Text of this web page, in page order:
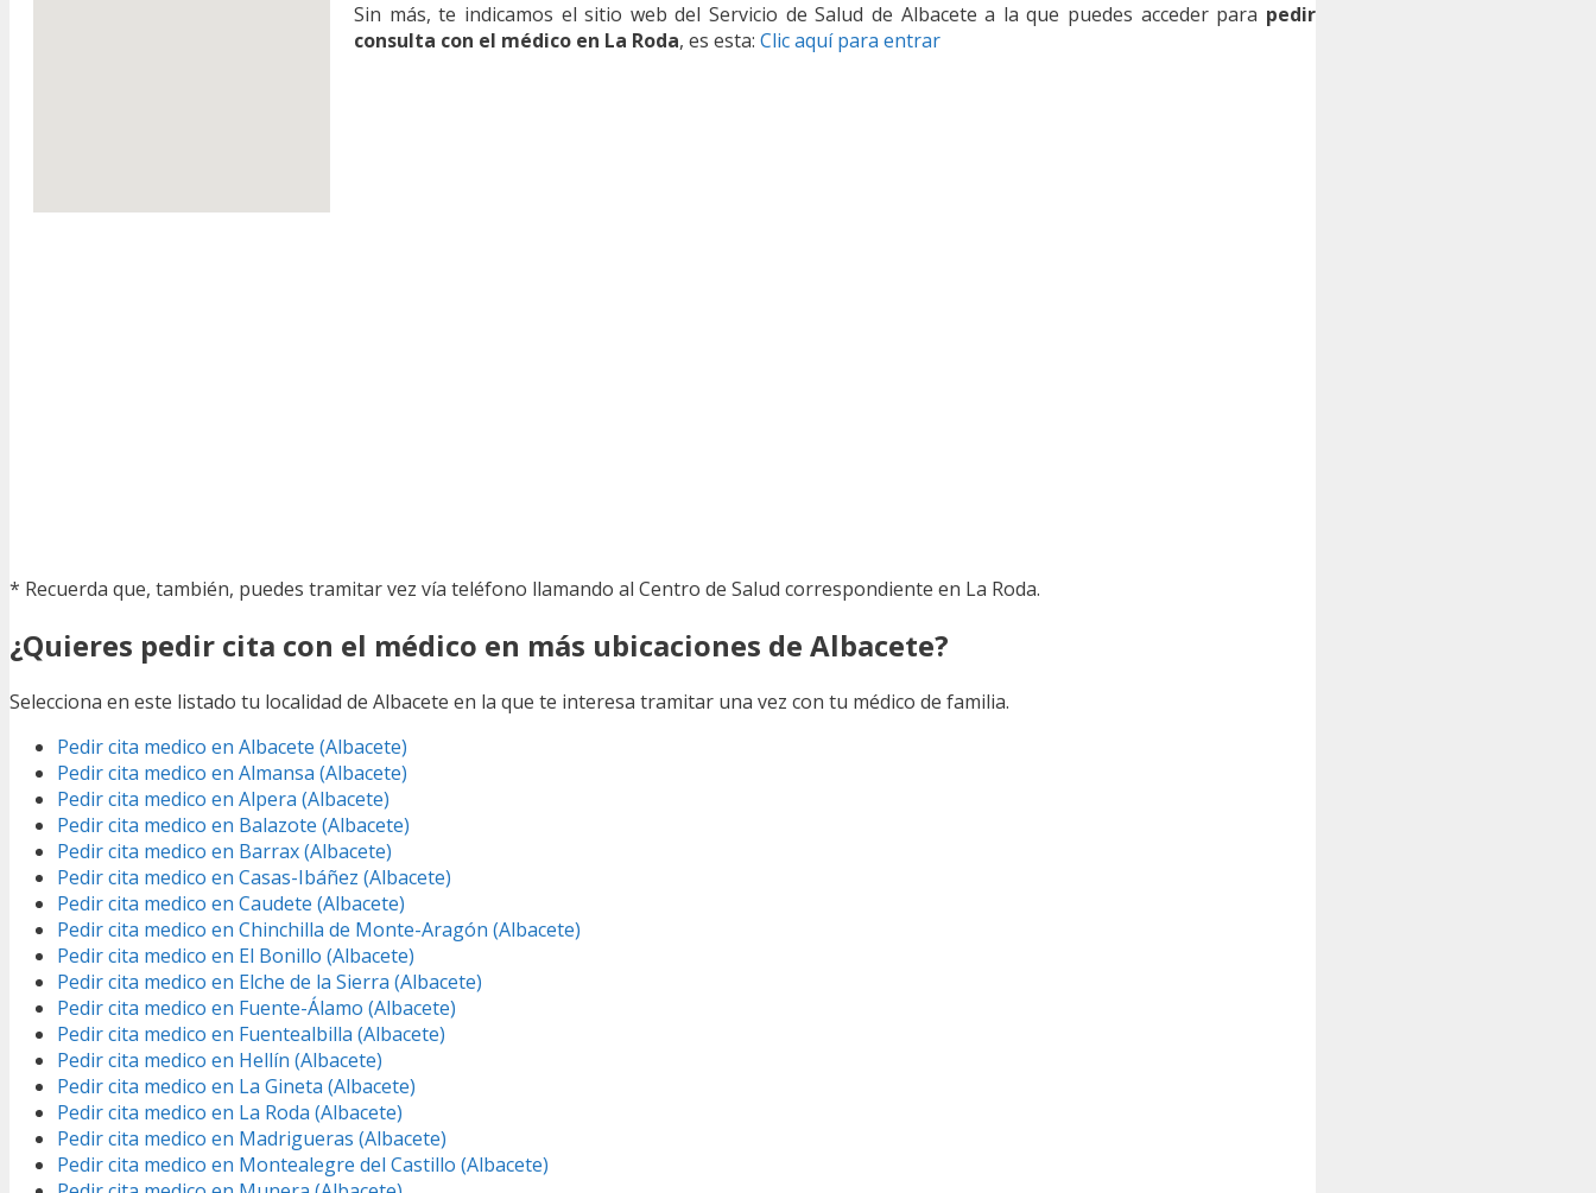
Sin más, te indicamos el sitio web del Servicio de Salud de Albacete a la que puedes acceder para pedir
consulta con el médico en La Roda, es esta: Clic aquí para entrar
* Recuerda que, también, puedes tramitar vez vía teléfono llamando al Centro de Salud correspondiente en La Roda.
¿Quieres pedir cita con el médico en más ubicaciones de Albacete?
Selecciona en este listado tu localidad de Albacete en la que te interesa tramitar una vez con tu médico de familia.
Pedir cita medico en Albacete (Albacete)
Pedir cita medico en Almansa (Albacete)
Pedir cita medico en Alpera (Albacete)
Pedir cita medico en Balazote (Albacete)
Pedir cita medico en Barrax (Albacete)
Pedir cita medico en Casas-Ibáñez (Albacete)
Pedir cita medico en Caudete (Albacete)
Pedir cita medico en Chinchilla de Monte-Aragón (Albacete)
Pedir cita medico en El Bonillo (Albacete)
Pedir cita medico en Elche de la Sierra (Albacete)
Pedir cita medico en Fuente-Álamo (Albacete)
Pedir cita medico en Fuentealbilla (Albacete)
Pedir cita medico en Hellín (Albacete)
Pedir cita medico en La Gineta (Albacete)
Pedir cita medico en La Roda (Albacete)
Pedir cita medico en Madrigueras (Albacete)
Pedir cita medico en Montealegre del Castillo (Albacete)